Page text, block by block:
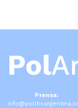
Pol
Prensa: